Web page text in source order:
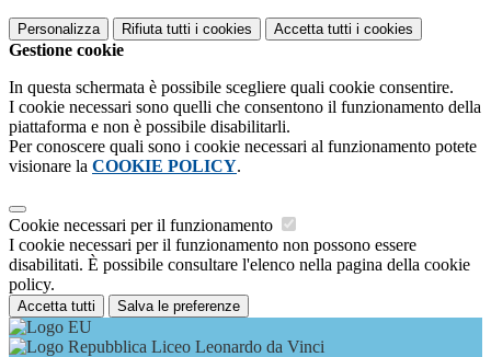
Personalizza Rifiuta tutti i cookies Accetta tutti i cookies
Gestione cookie
In questa schermata è possibile scegliere quali cookie consentire.
I cookie necessari sono quelli che consentono il funzionamento della
piattaforma e non è possibile disabilitarli.
Per conoscere quali sono i cookie necessari al funzionamento potete
visionare la COOKIE POLICY.
Cookie necessari per il funzionamento
I cookie necessari per il funzionamento non possono essere
disabilitati. È possibile consultare l'elenco nella pagina della cookie
policy.
Accetta tutti Salva le preferenze
Liceo Leonardo da Vinci